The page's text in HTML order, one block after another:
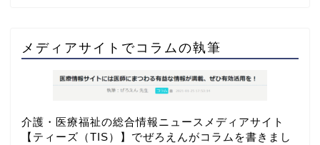
メディアサイトでコラムの執筆
介護・医療福祉の総合情報ニュースメディアサイト
【 ティーズ（TIS）
】でぜろえんがコラムを書きまし